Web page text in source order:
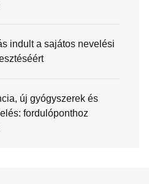
indult a sajátos nevelési
új gyógyszerek és
fordulóponthoz